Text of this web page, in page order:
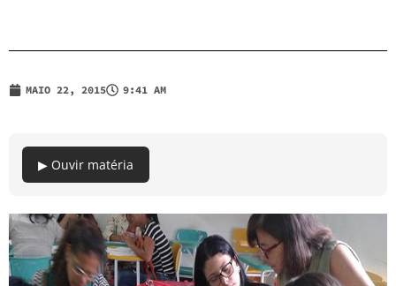
MAIO 22, 2015 9:41 AM
▶ Ouvir matéria